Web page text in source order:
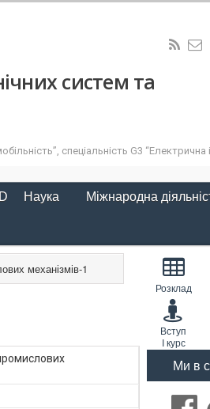
систем та
спеціальність G3 “Електрична
Наука Міжнародна
механізмів-1
Розклад
Вступ
I курс
Ми в